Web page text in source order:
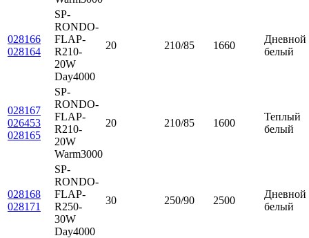
028166
028164
SP-
RONDO-
FLAP-
R210-
20W
Day4000
20 210/85 1660
Дневной
белый
028167
026453
028165
SP-
RONDO-
FLAP-
R210-
20W
Warm3000
20 210/85 1600
Теплый
белый
028168
028171
SP-
RONDO-
FLAP-
R250-
30W
Day4000
30 250/90 2500
Дневной
белый